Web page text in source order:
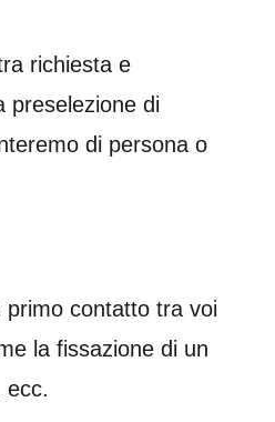
richiesta e
preselezione di
di persona o
contatto tra voi
la fissazione di un
ecc.